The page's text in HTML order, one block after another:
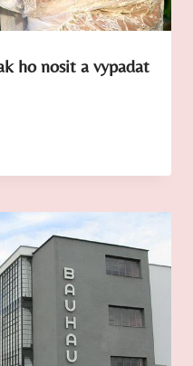
ho nosit a vypadat